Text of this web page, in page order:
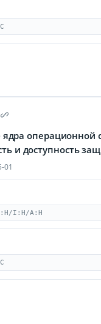
и доступность
01
I:H/A:H